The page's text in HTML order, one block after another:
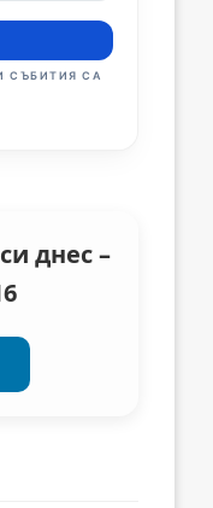
СЪБИТИЯ СА
днес –